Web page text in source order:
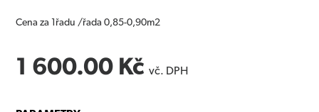
Cena za 1řadu /řada 0,85-0,90m2
1 600.00 Kčvč. DPH